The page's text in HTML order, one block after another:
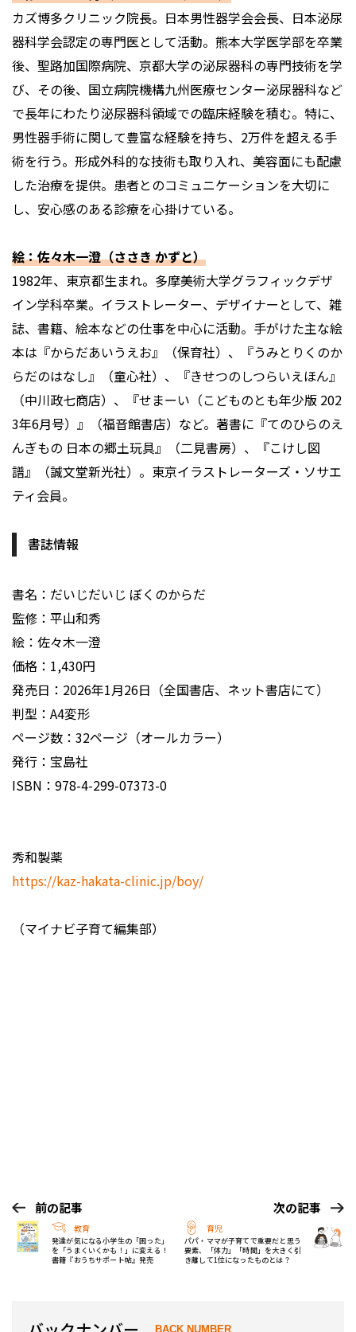
カズ博多クリニック院長。日本男性器学会会長、日本泌尿
器科学会認定の専門医として活動。熊本大学医学部を卒業
後、聖路加国際病院、京都大学の泌尿器科の専門技術を学
び、その後、国立病院機構九州医療センター泌尿器科など
で長年にわたり泌尿器科領域での臨床経験を積む。特に、
男性器手術に関して豊富な経験を持ち、2万件を超える手
術を行う。形成外科的な技術も取り入れ、美容面にも配慮
した治療を提供。患者とのコミュニケーションを大切に
し、安心感のある診療を心掛けている。
絵：佐々木一澄（ささき かずと）
1982年、東京都生まれ。多摩美術大学グラフィックデザ
イン学科卒業。イラストレーター、デザイナーとして、雑
誌、書籍、絵本などの仕事を中心に活動。手がけた主な絵
本は『からだあいうえお』（保育社）、『うみとりくのか
らだのはなし』（童心社）、『きせつのしつらいえほん』
（中川政七商店）、『せまーい（こどものとも年少版 202
3年6月号）』（福音館書店）など。著書に『てのひらのえ
んぎもの 日本の郷土玩具』（二見書房）、『こけし図
譜』（誠文堂新光社）。東京イラストレーターズ・ソサエ
ティ会員。
書誌情報
書名：だいじだいじ ぼくのからだ
監修：平山和秀
絵：佐々木一澄
価格：1,430円
発売日：2026年1月26日（全国書店、ネット書店にて）
判型：A4変形
ページ数：32ページ（オールカラー）
発行：宝島社
ISBN：978-4-299-07373-0
秀和製薬
https://kaz-hakata-clinic.jp/boy/
（マイナビ子育て編集部）
前の記事
教育
発達が気になる小学生の「困った」
を「うまくいくかも！」に変える！
書籍『おうちサポート帖』発売
次の記事
育児
パパ・ママが子育てで重要だと思う
要素、「体力」「時間」を大きく引
き離して1位になったものとは？
BACK NUMBER